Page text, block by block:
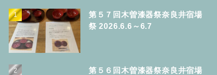
第５７回木曽漆器祭奈良井宿場
祭 2026.6.6～6.7
第５６回木曽漆器祭奈良井宿場